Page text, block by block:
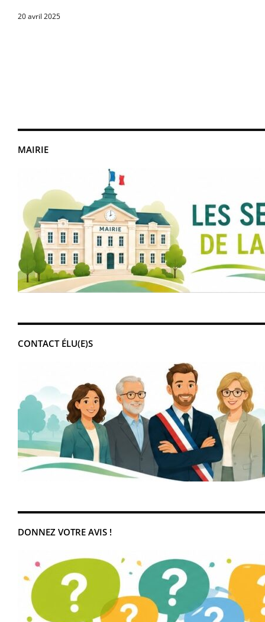
MAIRIE
CONTACT ÉLU(E)S
DONNEZ VOTRE AVIS !
20 avril 2025